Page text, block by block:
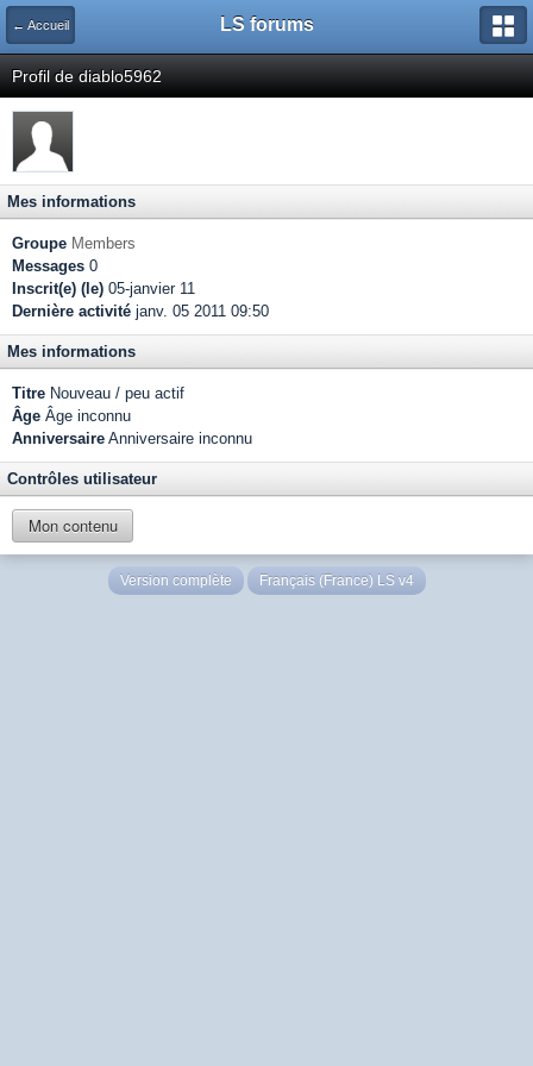
← Accueil LS forums
Profil de diablo5962
Mes informations
Groupe Members
Messages 0
Inscrit(e) (le) 05-janvier 11
Dernière activité janv. 05 2011 09:50
Mes informations
Titre Nouveau / peu actif
Âge Âge inconnu
Anniversaire Anniversaire inconnu
Contrôles utilisateur
Mon contenu
Version complète Français (France) LS v4